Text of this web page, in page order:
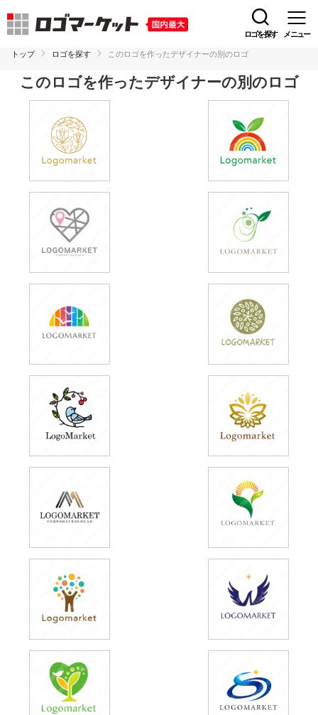
ロゴを探す メニュー
トップ ロゴを探す このロゴを作ったデザイナーの別のロゴ
このロゴを作ったデザイナーの別のロゴ